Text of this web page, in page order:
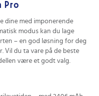
Pro
dine med imponerende
modus kan du lage
– en god løsning for deg
Vil du ta vare på de beste
være et godt valg.